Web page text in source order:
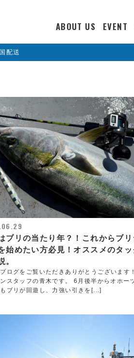
ABOUT US EVENT
配送
ブリの当たり年？！これからブ
始めたい方必見！オススメのタ
。
ログをご覧いただきありがとうございます
スタッフの青木です。 6月後半からオホー
ブリが回遊し、力強い引きを[...]